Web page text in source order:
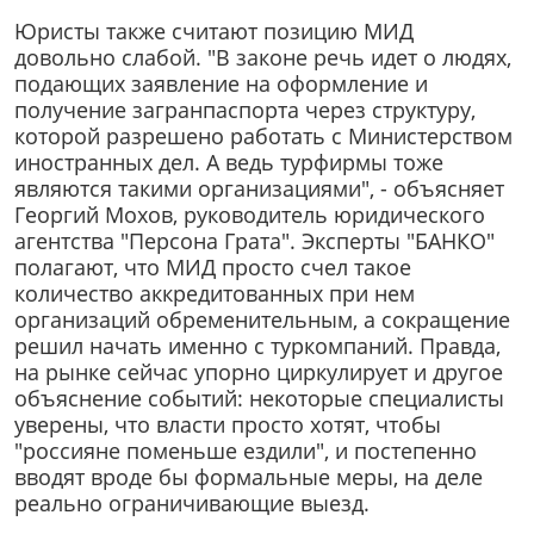
Юристы также считают позицию МИД
довольно слабой. "В законе речь идет о людях,
подающих заявление на оформление и
получение загранпаспорта через структуру,
которой разрешено работать с Министерством
иностранных дел. А ведь турфирмы тоже
являются такими организациями", - объясняет
Георгий Мохов, руководитель юридического
агентства "Персона Грата". Эксперты "БАНКО"
полагают, что МИД просто счел такое
количество аккредитованных при нем
организаций обременительным, а сокращение
решил начать именно с туркомпаний. Правда,
на рынке сейчас упорно циркулирует и другое
объяснение событий: некоторые специалисты
уверены, что власти просто хотят, чтобы
"россияне поменьше ездили", и постепенно
вводят вроде бы формальные меры, на деле
реально ограничивающие выезд.